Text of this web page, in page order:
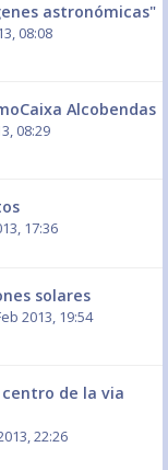
astronómicas"
08:08
Alcobendas
08:29
17:36
solares
2013, 19:54
de la via
22:26